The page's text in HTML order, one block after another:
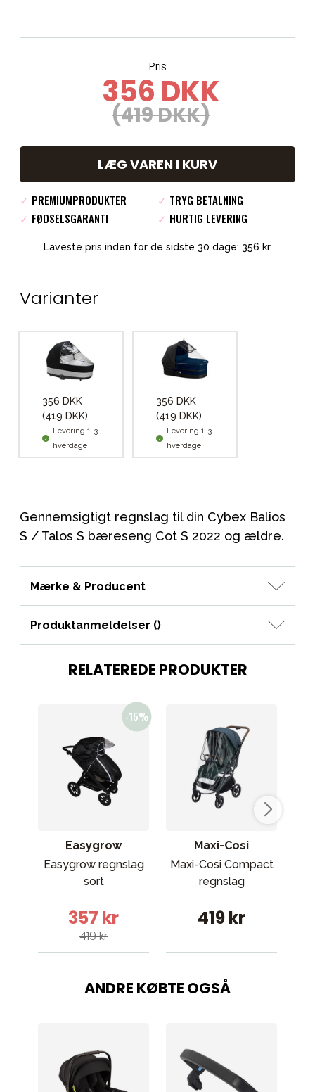
Pris
356 DKK
(419 DKK)
LÆG VAREN I KURV
✓ PREMIUMPRODUKTER ✓ TRYG BETALNING
✓ FØDSELSGARANTI ✓ HURTIG LEVERING
Laveste pris inden for de sidste 30 dage: 356 kr.
Varianter
356 DKK
(419 DKK)
Levering 1-3
hverdage
356 DKK
(419 DKK)
Levering 1-3
hverdage
Gennemsigtigt regnslag til din Cybex Balios
S / Talos S bæreseng Cot S 2022 og ældre.
Mærke & Producent
Produktanmeldelser ()
RELATEREDE PRODUKTER
Easygrow
Easygrow regnslag
sort
357 kr
419 kr
Maxi-Cosi
Maxi-Cosi Compact
regnslag
419 kr
ANDRE KØBTE OGSÅ